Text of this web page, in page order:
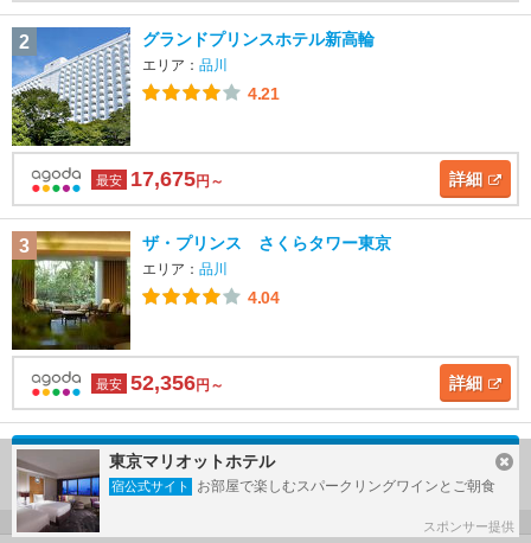
2 グランドプリンスホテル新高輪
エリア： 品川
4.21
最安 17,675円～ 詳細
3 ザ・プリンス さくらタワー東京
エリア： 品川
4.04
最安 52,356円～ 詳細
品川のホテルランキングをもっと見る
東京マリオットホテル
宿公式サイト お部屋で楽しむスパークリングワインとご朝食
スポンサー提供